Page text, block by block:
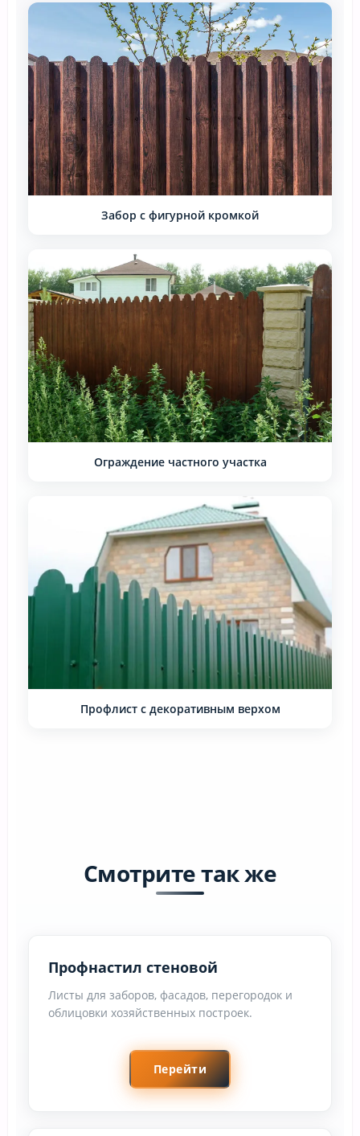
Забор с фигурной кромкой
Ограждение частного участка
Профлист с декоративным верхом
Смотрите так же
Профнастил стеновой
Листы для заборов, фасадов, перегородок и
облицовки хозяйственных построек.
Перейти